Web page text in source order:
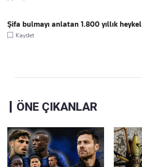
Şifa bulmayı anlatan 1.800 yıllık heykel
Kaydet
ÖNE ÇIKANLAR